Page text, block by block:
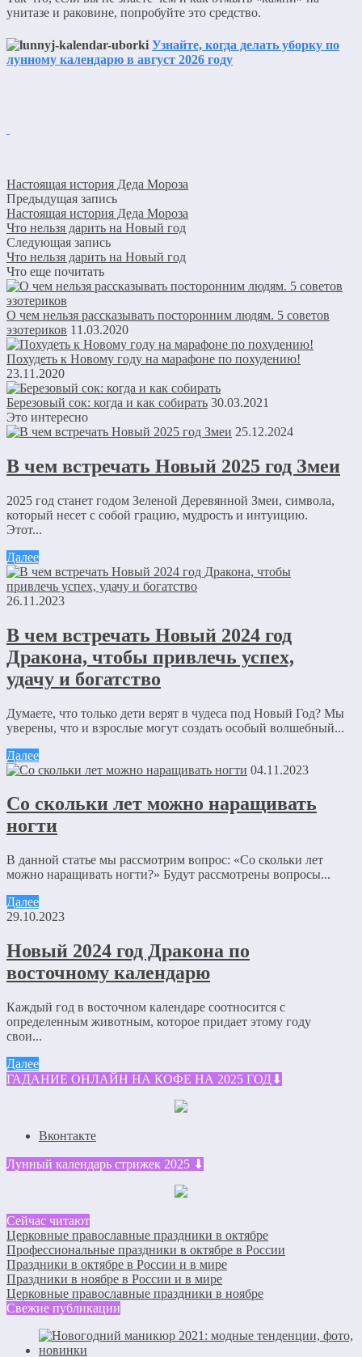
унитазе и раковине, попробуйте это средство.
Узнайте, когда делать уборку по
лунному календарю в август 2026 году
Настоящая история Деда Мороза
Предыдущая запись
Настоящая история Деда Мороза
Что нельзя дарить на Новый год
Следующая запись
Что нельзя дарить на Новый год
Что еще почитать
О чем нельзя рассказывать посторонним людям. 5 советов
эзотериков 11.03.2020
Похудеть к Новому году на марафоне по похудению!
23.11.2020
Березовый сок: когда и как собирать 30.03.2021
Это интересно
25.12.2024
В чем встречать Новый 2025 год Змеи
2025 год станет годом Зеленой Деревянной Змеи, символа,
который несет с собой грацию, мудрость и интуицию.
Этот...
Далее
26.11.2023
В чем встречать Новый 2024 год
Дракона, чтобы привлечь успех,
удачу и богатство
Думаете, что только дети верят в чудеса под Новый Год? Мы
уверены, что и взрослые могут создать особый волшебный...
Далее
04.11.2023
Со скольки лет можно наращивать
ногти
В данной статье мы рассмотрим вопрос: «Со скольки лет
можно наращивать ногти?» Будут рассмотрены вопросы...
Далее
29.10.2023
Новый 2024 год Дракона по
восточному календарю
Каждый год в восточном календаре соотносится с
определенным животным, которое придает этому году
свои...
Далее
ГАДАНИЕ ОНЛАЙН НА КОФЕ НА 2025 ГОД⬇
Вконтакте
Лунный календарь стрижек 2025 ⬇
Сейчас читают
Церковные православные праздники в октябре
Профессиональные праздники в октябре в России
Праздники в октябре в России и в мире
Праздники в ноябре в России и в мире
Церковные православные праздники в ноябре
Свежие публикации